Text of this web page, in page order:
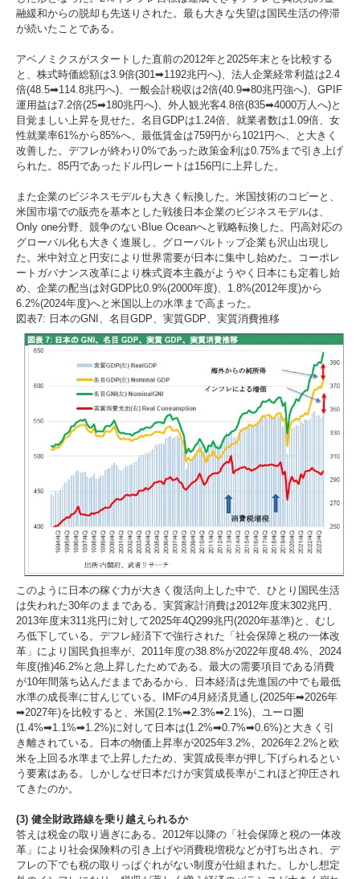
融緩和からの脱却も先送りされた。最も大きな失望は国民生活の停滞
が続いたことである。
アベノミクスがスタートした直前の2012年と2025年末とを比較する
と、株式時価総額は3.9倍(301➡1192兆円へ)、法人企業経常利益は2.4
倍(48.5➡114.8兆円へ)、一般会計税収は2倍(40.9➡80兆円強へ)、GPIF
運用益は7.2倍(25➡180兆円へ)、外人観光客4.8倍(835➡4000万人へ)と
目覚ましい上昇を見せた。名目GDPは1.24倍、就業者数は1.09倍、女
性就業率61%から85%へ、最低賃金は759円から1021円へ、と大きく
改善した。デフレが終わり0%であった政策金利は0.75%まで引き上げ
られた。85円であったドル円レートは156円に上昇した。
また企業のビジネスモデルも大きく転換した。米国技術のコピーと、
米国市場での販売を基本とした戦後日本企業のビジネスモデルは、
Only one分野、競争のないBlue Oceanへと戦略転換した。円高対応の
グローバル化も大きく進展し、グローバルトップ企業も沢山出現し
た。米中対立と円安により世界需要が日本に集中し始めた。コーポレ
ートガバナンス改革により株式資本主義がようやく日本にも定着し始
め、企業の配当は対GDP比0.9%(2000年度)、1.8%(2012年度)から
6.2%(2024年度)へと米国以上の水準まで高まった。
図表7: 日本のGNI、名目GDP、実質GDP、実質消費推移
このように日本の稼ぐ力が大きく復活向上した中で、ひとり国民生活
は失われた30年のままである。実質家計消費は2012年度末302兆円、
2013年度末311兆円に対して2025年4Q299兆円(2020年基準)と、むし
ろ低下している。デフレ経済下で強行された「社会保障と税の一体改
革」により国民負担率が、2011年度の38.8%が2022年度48.4%、2024
年度(推)46.2%と急上昇したためである。最大の需要項目である消費
が10年間落ち込んだままであるから、日本経済は先進国の中でも最低
水準の成長率に甘んじている。IMFの4月経済見通し(2025年➡2026年
➡2027年)を比較すると、米国(2.1%➡2.3%➡2.1%)、ユーロ圏
(1.4%➡1.1%➡1.2%)に対して日本は(1.2%➡0.7%➡0.6%)と大きく引
き離されている。日本の物価上昇率が2025年3.2%、2026年2.2%と欧
米を上回る水準まで上昇したため、実質成長率が押し下げられるとい
う要素はある。しかしなぜ日本だけが実質成長率がこれほど抑圧され
てきたのか。
(3) 健全財政路線を乗り越えられるか
答えは税金の取り過ぎにある。2012年以降の「社会保障と税の一体改
革」により社会保険料の引き上げや消費税増税などが打ち出され、デ
フレの下でも税の取りっぱぐれがない制度が仕組まれた。しかし想定